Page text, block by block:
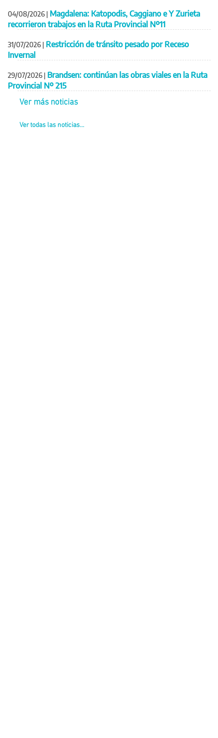
04/08/2026 | Magdalena: Katopodis, Caggiano e Y Zurieta
recorrieron trabajos en la Ruta Provincial Nº11
31/07/2026 | Restricción de tránsito pesado por Receso
Invernal
29/07/2026 | Brandsen: continúan las obras viales en la Ruta
Provincial Nº 215
Ver más noticias
Ver todas las noticias...